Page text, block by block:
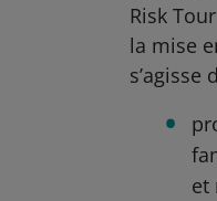
Risk
la mise
s’agisse
et